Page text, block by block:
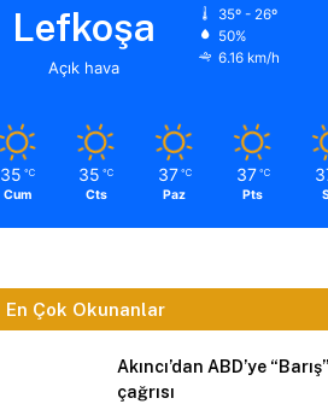
Lefkoşa
Açık hava
35º - 26º
50%
6.16 km/h
35 ℃
Cum
35 ℃
Cts
37 ℃
Paz
37 ℃
Pts
En Çok Okunanlar
Akıncı’dan ABD’ye “Barış”
çağrısı